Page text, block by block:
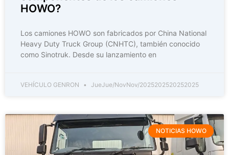
HOWO?
Los camiones HOWO son fabricados por China National
Heavy Duty Truck Group (CNHTC), también conocido
como Sinotruk. Desde su lanzamiento en
VEHÍCULO GENRON JueJue/NovNov/2025202520252025
NOTICIAS HOWO